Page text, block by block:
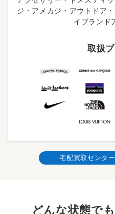
ジ・アメカジ・アウトドア
イブランド
取扱
宅配買取センタ
どんな状態で